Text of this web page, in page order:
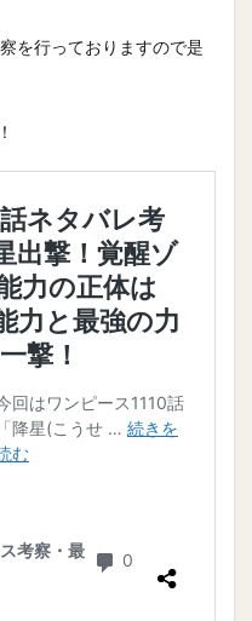
を行っておりますので是